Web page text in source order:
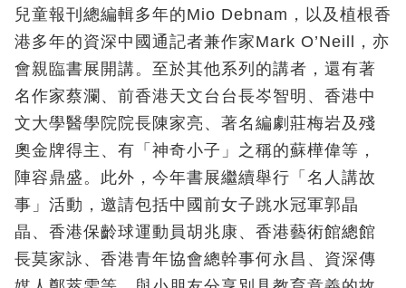
兒童報刊總編輯多年的Mio Debnam，以及植根香
港多年的資深中國通記者兼作家Mark O’Neill，亦
會親臨書展開講。至於其他系列的講者，還有著
名作家蔡瀾、前香港天文台台長岑智明、香港中
文大學醫學院院長陳家亮、著名編劇莊梅岩及殘
奧金牌得主、有「神奇小子」之稱的蘇樺偉等，
陣容鼎盛。此外，今年書展繼續舉行「名人講故
事」活動，邀請包括中國前女子跳水冠軍郭晶
晶、香港保齡球運動員胡兆康、香港藝術館總館
長莫家詠、香港青年協會總幹事何永昌、資深傳